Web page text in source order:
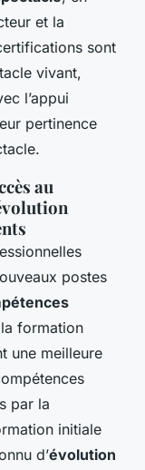
et la
sont
vivant,
l’appui
pertinence
au
postes
formation
une meilleure
par la
initiale
d’évolution